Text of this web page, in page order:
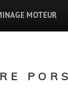
MOTEUR